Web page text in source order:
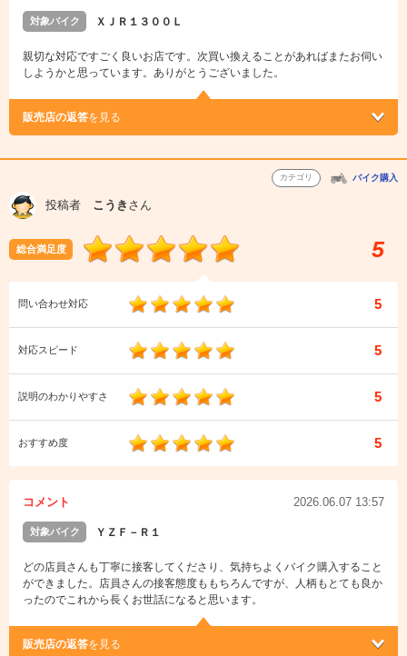
対象バイク ＸＪＲ１３００Ｌ
親切な対応ですごく良いお店です。次買い換えることがあればまたお伺い
しようかと思っています。ありがとうございました。
販売店の返答を見る
カテゴリ バイク購入
投稿者 こうき さん
総合満足度 5
問い合わせ対応 5
対応スピード 5
説明のわかりやすさ 5
おすすめ度 5
コメント 2026.06.07 13:57
対象バイク ＹＺＦ－Ｒ１
どの店員さんも丁寧に接客してくださり、気持ちよくバイク購入すること
ができました。店員さんの接客態度ももちろんですが、人柄もとても良か
ったのでこれから長くお世話になると思います。
販売店の返答を見る